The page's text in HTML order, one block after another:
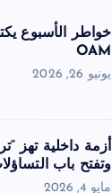
خواطر الأسبوع
OAM
يونيو 26, 2026
أزمة داخلية تهز
وتفتح باب
مايو 4, 2026